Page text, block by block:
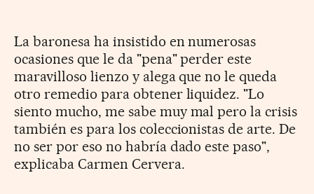
La baronesa ha insistido en numerosas
ocasiones que le da "pena" perder este
maravilloso lienzo y alega que no le queda
otro remedio para obtener liquidez. "Lo
siento mucho, me sabe muy mal pero la crisis
también es para los coleccionistas de arte. De
no ser por eso no habría dado este paso",
explicaba Carmen Cervera.